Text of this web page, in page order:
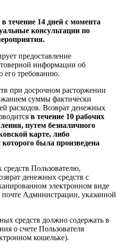
течение 14 дней с момента
консультации по
предоставление
информации об
требованию.
при досрочном расторжении
суммы фактически
расходов. Возврат денежных
в течение 10 рабочих
путем безналичного
карте, либо
была произведена
Пользователю,
денежных средств с
электронном виде
Администрации, указанной
средств должно содержать в
о счете Пользователя
кошельке).